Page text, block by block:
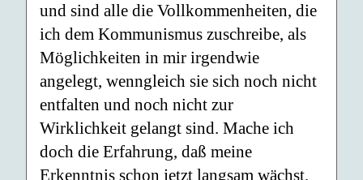
und sind alle die Vollkommenheiten, die
ich dem Kommunismus zuschreibe, als
Möglichkeiten in mir irgendwie
angelegt, wenngleich sie sich noch nicht
entfalten und noch nicht zur
Wirklichkeit gelangt sind. Mache ich
doch die Erfahrung, daß meine
Erkenntnis schon jetzt langsam wächst.